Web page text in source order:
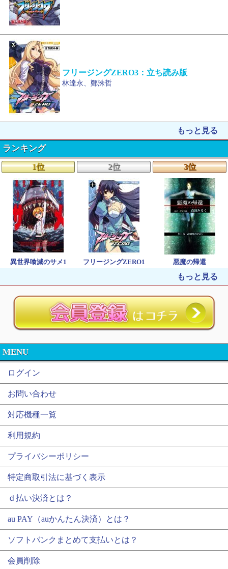
フリージングZERO3：立ち読み版
林達永、鄭洙哲
もっと見る
ランキング
1位
異世界喰滅のサメ1
2位
フリージングZERO1
3位
悪魔の帰還
もっと見る
MENU
ログイン
お問い合わせ
対応機種一覧
利用規約
プライバシーポリシー
特定商取引法に基づく表示
ｄ払い決済とは？
au PAY（auかんたん決済）とは？
ソフトバンクまとめて支払いとは？
会員削除